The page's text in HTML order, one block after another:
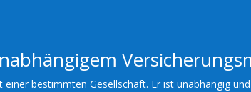
bestimmten Gesellschaft. Er ist unabhängig